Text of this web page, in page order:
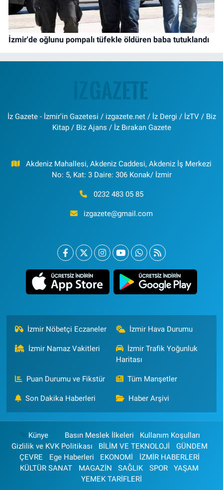
İzmir'de oğlunu pompalı tüfekle öldüren baba tutuklandı
İz Gazete - İzmir'in Gazetesi / izgazete.net / İz Dergi / İzTV / Biz
Kitap / Biz Ajans / İz Bırakan Gazete
Akdeniz Mahallesi, Akdeniz Caddesi, Akdeniz İş Merkezi
No: 5, Kat: 3 Daire: 306 Konak/ İzmir
0232 483 05 85
izgazete@gmail.com
İzmir Nöbetçi Eczaneler İzmir Hava Durumu
İzmir Namaz Vakitleri
İzmir Trafik Yoğunluk
Haritası
Puan Durumu ve Fikstür Tüm Manşetler
Son Dakika Haberleri Haber Arşivi
Künye Basın Meslek İlkeleri
Kullanım Koşulları
Gizlilik ve KVK Politikası
BİLİM VE TEKNOLOJİ
GÜNDEM
ÇEVRE
Ege Haberleri EKONOMİ
İZMİR HABERLERİ
KÜLTÜR SANAT
MAGAZİN SAĞLIK SPOR
YAŞAM
YEMEK TARİFLERİ